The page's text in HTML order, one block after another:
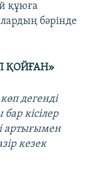
құюға
бәрінде
ҚОЙҒАН»
дегенді
кісілер
артығымен
кезек